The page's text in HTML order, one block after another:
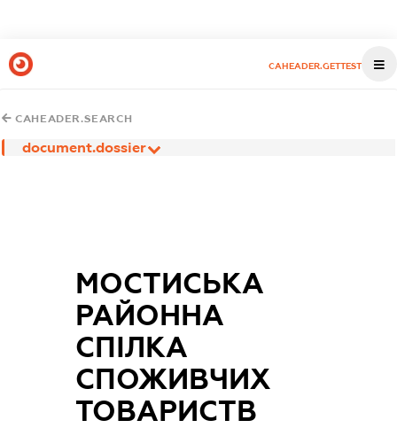
CAHEADER.GETTEST
CAHEADER.SEARCH
document.dossier
МОСТИСЬКА
РАЙОННА
СПІЛКА
СПОЖИВЧИХ
ТОВАРИСТВ